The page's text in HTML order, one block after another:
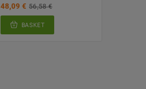
48,09 € 56,58 €
BASKET